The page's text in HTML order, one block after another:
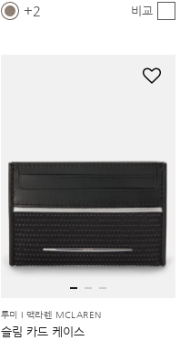
2 비교
투미 I 맥라렌 MCLAREN
슬림 카드 케이스